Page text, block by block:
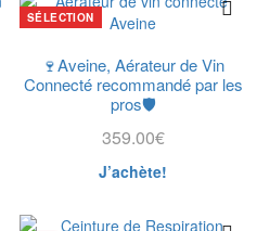
SÉLECTION
🍷Aveine, Aérateur de Vin
Connecté recommandé par les
pros🛡️
359.00€
J’achète!